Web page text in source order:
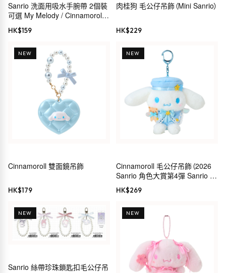
Sanrio 洗面用吸水手腕帶 2個裝
可選 My Melody / Cinnamoroll /
Kuromi
HK$159
肉桂狗 毛公仔吊飾（Mini Sanrio）
HK$229
NEW
Cinnamoroll 雙面鏡吊飾
HK$179
NEW
Cinnamoroll 毛公仔吊飾（2026
Sanrio 角色大賞第4彈 Sanrio 穿
搭系列）
HK$269
NEW
Sanrio 絲帶珍珠鎖匙扣毛公仔吊
NEW